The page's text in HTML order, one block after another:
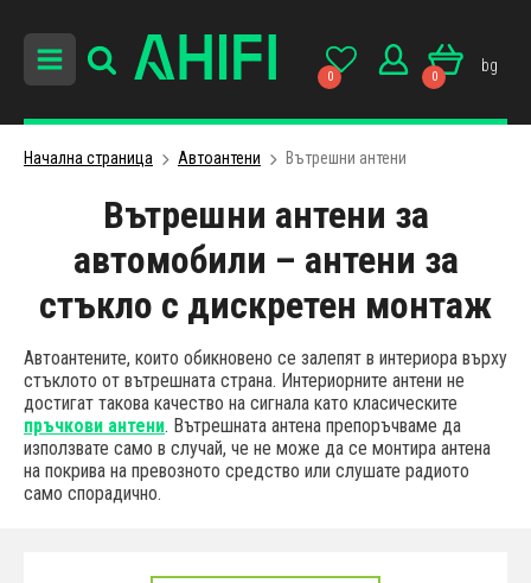
0 0
bg
Начална страница Автоантени Вътрешни антени
Вътрешни антени за
автомобили – антени за
стъкло с дискретен монтаж
Автоантените, които обикновено се залепят в интериора върху
стъклото от вътрешната страна. Интериорните антени не
достигат такова качество на сигнала като класическите
пръчкови антени. Вътрешната антена препоръчваме да
използвате само в случай, че не може да се монтира антена
на покрива на превозното средство или слушате радиото
само спорадично.